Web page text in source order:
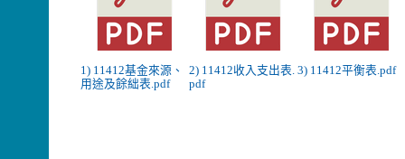
1) 11412基金來源、
用途及餘絀表.pdf
2) 11412收入支出表.
pdf
3) 11412平衡表.pdf